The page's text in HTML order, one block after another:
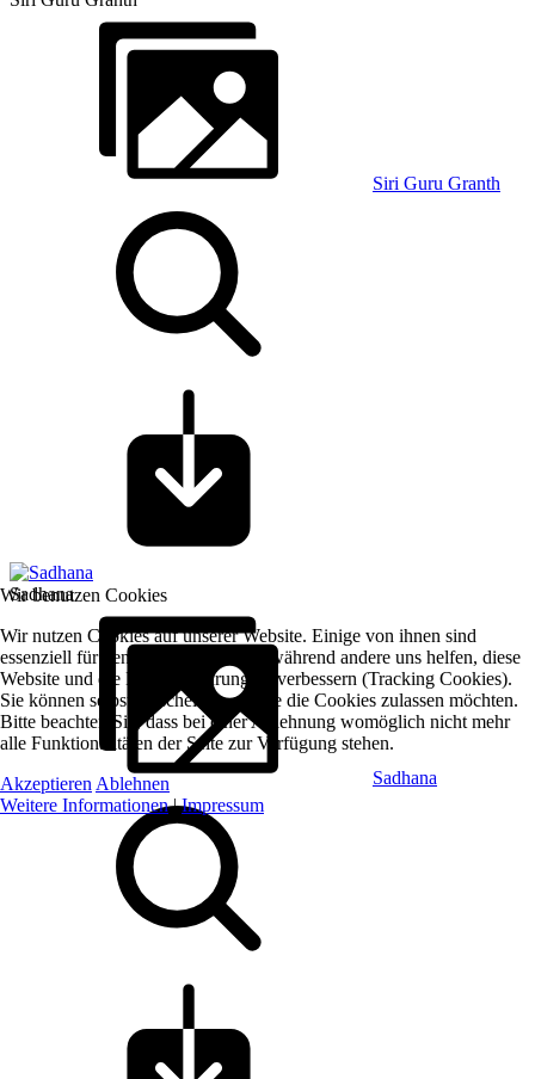
Siri Guru Granth
Sadhana
Sadhana
Wir benutzen Cookies
Wir nutzen Cookies auf unserer Website. Einige von ihnen sind
essenziell für den Betrieb der Seite, während andere uns helfen, diese
Website und die Nutzererfahrung zu verbessern (Tracking Cookies).
Sie können selbst entscheiden, ob Sie die Cookies zulassen möchten.
Bitte beachten Sie, dass bei einer Ablehnung womöglich nicht mehr
alle Funktionalitäten der Seite zur Verfügung stehen.
Akzeptieren Ablehnen
Weitere Informationen|Impressum